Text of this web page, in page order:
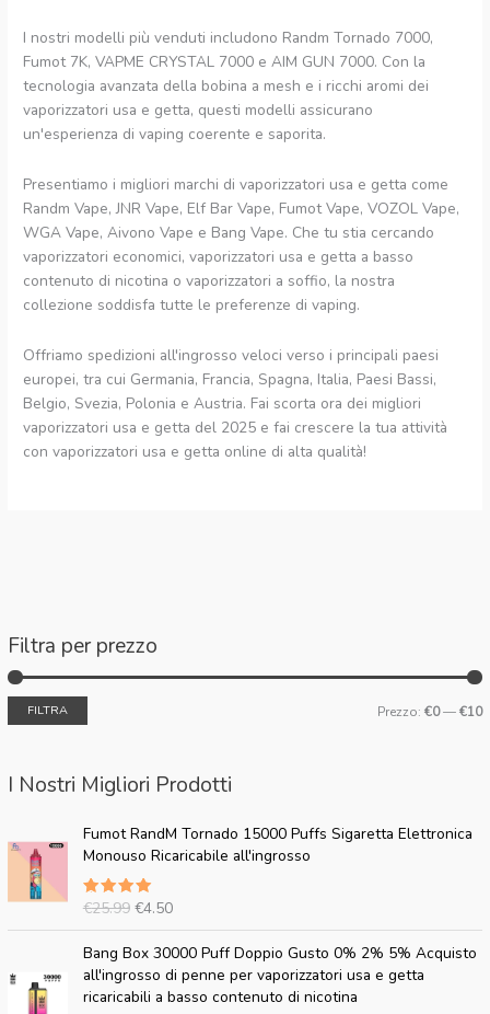
Filtra per prezzo
FILTRA Prezzo: €0—€10
I Nostri Migliori Prodotti
Fumot RandM Tornado 15000 Puffs Sigaretta Elettronica
Monouso Ricaricabile all'ingrosso
Valutato
5
€25.99
I
p
r
e
z
z
o
o
€4.50
I
l
p
e
z
z
o
a
Bang Box 30000 Puff Doppio Gusto 0% 2% 5% Acquisto
all'ingrosso di penne per vaporizzatori usa e getta
ricaricabili a basso contenuto di nicotina
l
p
r
I
l
p
r
I nostri modelli più venduti includono Randm Tornado 7000,
Fumot 7K, VAPME CRYSTAL 7000 e AIM GUN 7000. Con la
tecnologia avanzata della bobina a mesh e i ricchi aromi dei
vaporizzatori usa e getta, questi modelli assicurano
un'esperienza di vaping coerente e saporita.
Presentiamo i migliori marchi di vaporizzatori usa e getta come
Randm Vape, JNR Vape, Elf Bar Vape, Fumot Vape, VOZOL Vape,
WGA Vape, Aivono Vape e Bang Vape. Che tu stia cercando
vaporizzatori economici, vaporizzatori usa e getta a basso
contenuto di nicotina o vaporizzatori a soffio, la nostra
collezione soddisfa tutte le preferenze di vaping.
Offriamo spedizioni all'ingrosso veloci verso i principali paesi
europei, tra cui Germania, Francia, Spagna, Italia, Paesi Bassi,
Belgio, Svezia, Polonia e Austria. Fai scorta ora dei migliori
vaporizzatori usa e getta del 2025 e fai crescere la tua attività
con vaporizzatori usa e getta online di alta qualità!